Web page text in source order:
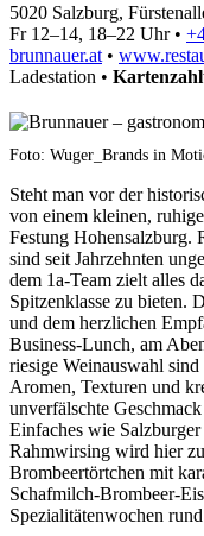
5020 Salzburg,
Fr 12–14, 18–22 Uhr•
brunnauer.at •
Ladestation •
Foto: Wuger_Brands in
Steht man vor der
von einem kleinen,
Festung Hohensalzburg.
sind seit Jahrzehnten
dem 1a-Team zielt alles
Spitzenklasse zu bieten.
und dem herzlichen
Business-Lunch, am
riesige Weinauswahl
Aromen, Texturen und
unverfälschte
Einfaches wie
Rahmwirsing wird hier
Brombeertörtchen mit
Schafmilch-Brombeer-
Spezialitätenwochen